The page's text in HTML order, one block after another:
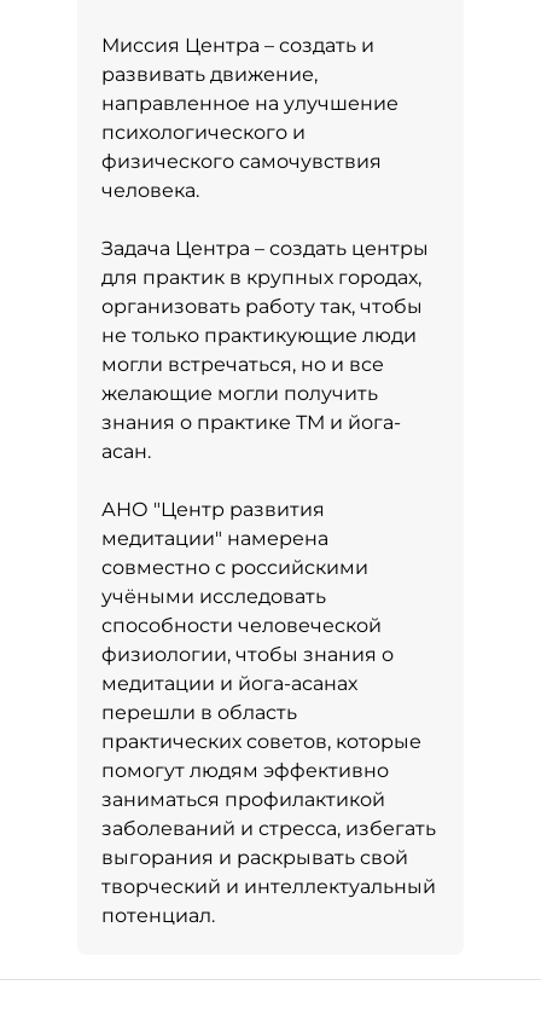
Миссия Центра – создать и
развивать движение,
направленное на улучшение
психологического и
физического самочувствия
человека.
Задача Центра – создать центры
для практик в крупных городах,
организовать работу так, чтобы
не только практикующие люди
могли встречаться, но и все
желающие могли получить
знания о практике ТМ и йога-
асан.
АНО "Центр развития
медитации" намерена
совместно с российскими
учёными исследовать
способности человеческой
физиологии, чтобы знания о
медитации и йога-асанах
перешли в область
практических советов, которые
помогут людям эффективно
заниматься профилактикой
заболеваний и стресса, избегать
выгорания и раскрывать свой
творческий и интеллектуальный
потенциал.